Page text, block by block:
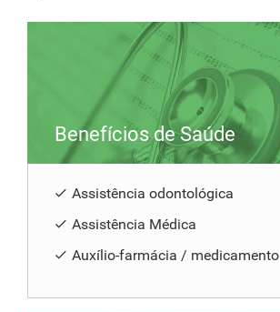
Benefícios de Saúde
Assistência odontológica
Assistência Médica
Auxílio-farmácia / medicamento